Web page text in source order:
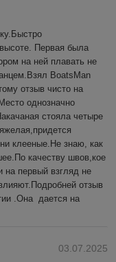
Первая была
на ней плавать не
BoatsMan
отзыв чисто на
однозначно
стояла четыре
клееные.Не знаю, как
качеству швов,кое
на первый взгляд не
отзыв
.Она  дается на
03.07.2025